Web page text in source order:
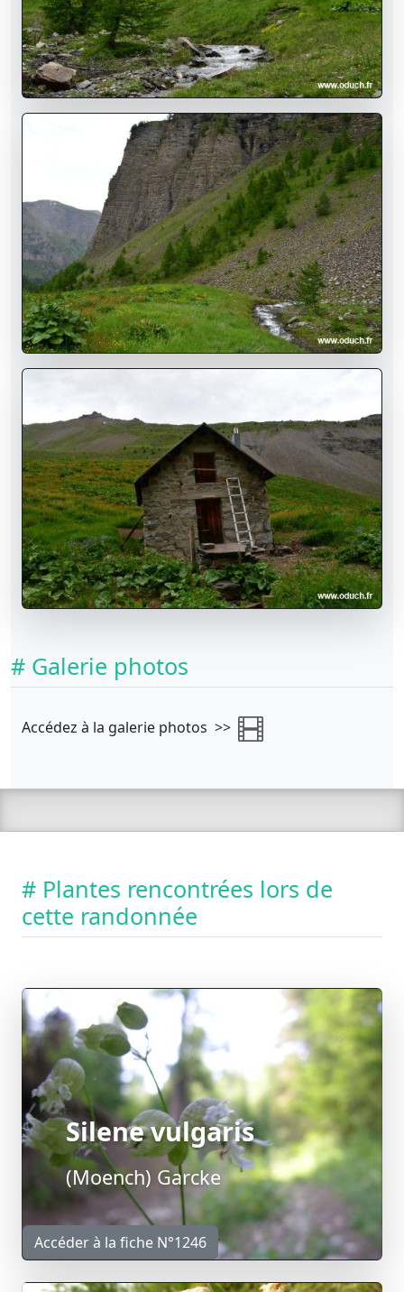
# Galerie photos
Accédez à la galerie photos >>
# Plantes rencontrées lors de
cette randonnée
Silene vulgaris
(Moench) Garcke
Accéder à la fiche N°1246